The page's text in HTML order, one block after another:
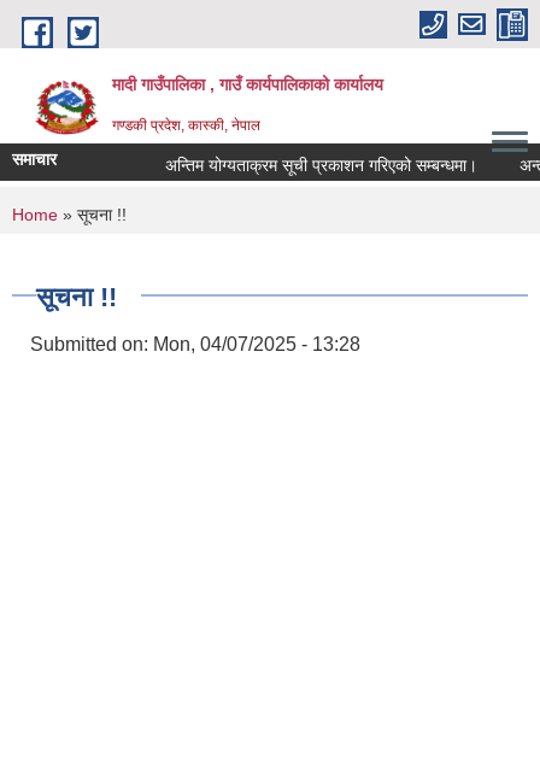
Skip to main content
मादी गाउँपालिका , गाउँ कार्यपालिकाको कार्यालय
गण्डकी प्रदेश, कास्की, नेपाल
समाचार अन्तिम योग्यताक्रम सूची प्रकाशन गरिएको सम्बन्धमा।
You are here
Home » सूचना !!
सूचना !!
Submitted on: Mon, 04/07/2025 - 13:28